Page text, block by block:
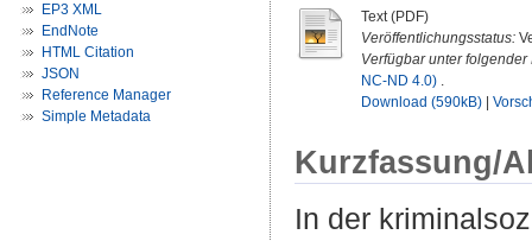
EP3 XML
EndNote
HTML Citation
JSON
Reference Manager
Simple Metadata
Text (PDF)
Veröffentlichungsstatus:
Verfügbar unter folgender
NC-ND 4.0) .
Download (590kB)
Kurzfassung/
In der